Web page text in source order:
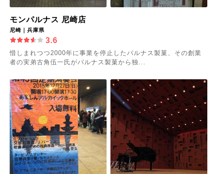
モンパルナス 尼崎店
尼崎｜兵庫県
3.6
惜しまれつつ2000年に事業を停止したパルナス製菓、その創業
者の実弟古角伍一氏がパルナス製菓から独...